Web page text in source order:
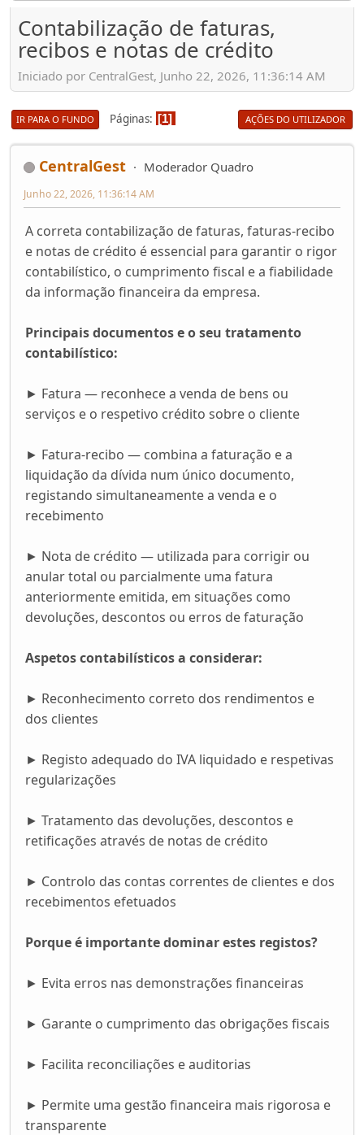
Contabilização de faturas,
recibos e notas de crédito
Iniciado por CentralGest, Junho 22, 2026, 11:36:14 AM
IR PARA O FUNDO Páginas 1 AÇÕES DO UTILIZADOR
CentralGest Moderador Quadro
Junho 22, 2026, 11:36:14 AM
A correta contabilização de faturas, faturas-recibo
e notas de crédito é essencial para garantir o rigor
contabilístico, o cumprimento fiscal e a fiabilidade
da informação financeira da empresa.
Principais documentos e o seu tratamento
contabilístico:
► Fatura — reconhece a venda de bens ou
serviços e o respetivo crédito sobre o cliente
► Fatura-recibo — combina a faturação e a
liquidação da dívida num único documento,
registando simultaneamente a venda e o
recebimento
► Nota de crédito — utilizada para corrigir ou
anular total ou parcialmente uma fatura
anteriormente emitida, em situações como
devoluções, descontos ou erros de faturação
Aspetos contabilísticos a considerar:
► Reconhecimento correto dos rendimentos e
dos clientes
► Registo adequado do IVA liquidado e respetivas
regularizações
► Tratamento das devoluções, descontos e
retificações através de notas de crédito
► Controlo das contas correntes de clientes e dos
recebimentos efetuados
Porque é importante dominar estes registos?
► Evita erros nas demonstrações financeiras
► Garante o cumprimento das obrigações fiscais
► Facilita reconciliações e auditorias
► Permite uma gestão financeira mais rigorosa e
transparente